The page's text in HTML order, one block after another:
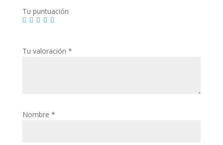
Tu puntuación
Tu valoración *
Nombre *